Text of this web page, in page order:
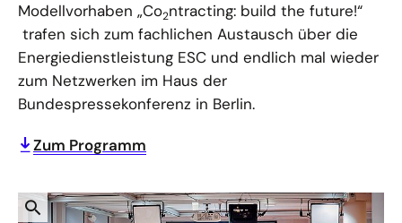
Modellvorhaben „Co2ntracting: build the future!“
trafen sich zum fachlichen Austausch über die
Energiedienstleistung ESC und endlich mal wieder
zum Netzwerken im Haus der
Bundespressekonferenz in Berlin.
Zum Programm